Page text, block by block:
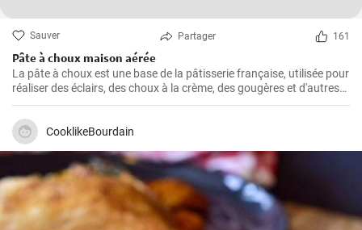
Sauver Partager 161
Pâte à choux maison aérée
La pâte à choux est une base de la pâtisserie française, utilisée pour
réaliser des éclairs, des choux à la crème, des gougères et d'autres
délicieuses pâtisseries.
CooklikeBourdain